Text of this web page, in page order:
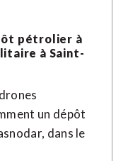
pétrolier à
à Saint-
un dépôt
dans le